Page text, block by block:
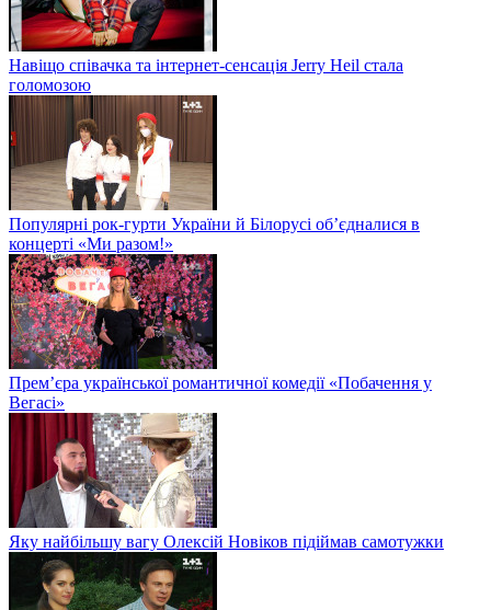
Навіщо співачка та інтернет-сенсація Jerry Heil стала
голомозою
Популярні рок-гурти України й Білорусі об’єдналися в
концерті «Ми разом!»
Прем’єра української романтичної комедії «Побачення у
Вегасі»
Яку найбільшу вагу Олексій Новіков підіймав самотужки